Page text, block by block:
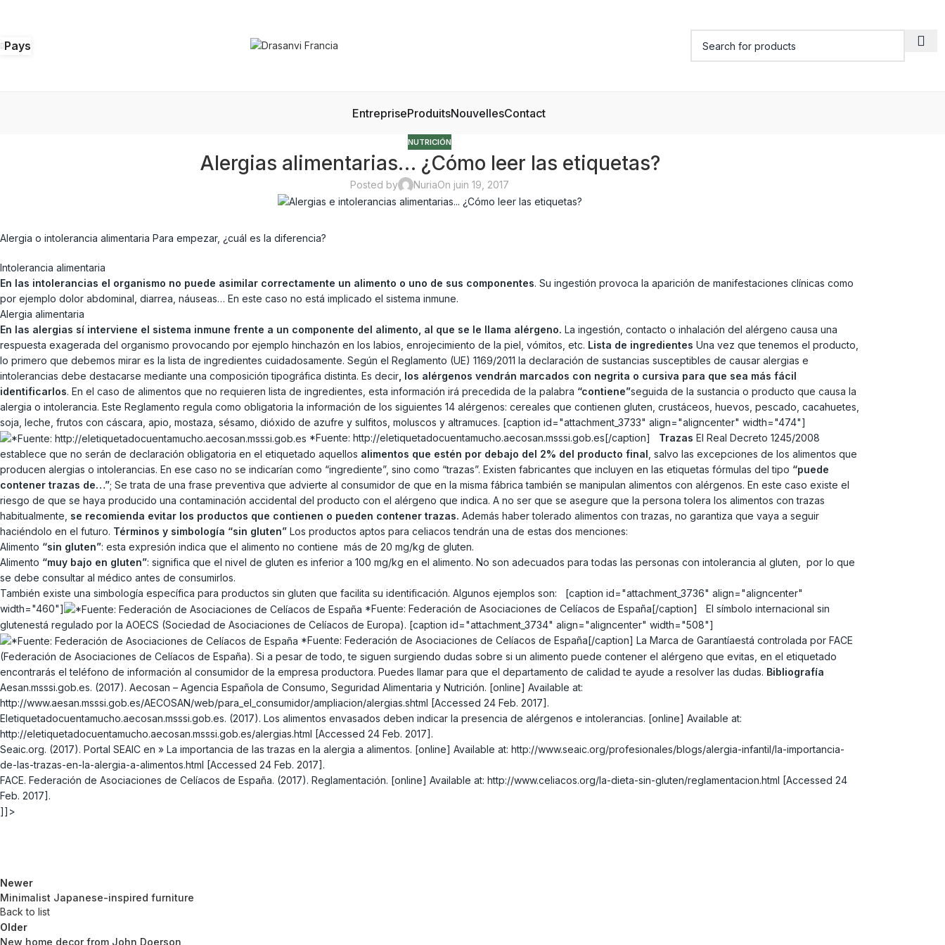
Pays
EntrepriseProduitsNouvellesContact
NUTRICIÓN
Alergias alimentarias… ¿Cómo leer las etiquetas?
Posted by NuriaOn juin 19, 2017
Alergia o intolerancia alimentaria Para empezar, ¿cuál es la diferencia?
Intolerancia alimentaria
En las intolerancias el organismo no puede asimilar correctamente un alimento o uno de sus componentes. Su ingestión provoca la aparición de manifestaciones clínicas como
por ejemplo dolor abdominal, diarrea, náuseas… En este caso no está implicado el sistema inmune.
Alergia alimentaria
En las alergias sí interviene el sistema inmune frente a un componente del alimento, al que se le llama alérgeno. La ingestión, contacto o inhalación del alérgeno causa una
respuesta exagerada del organismo provocando por ejemplo hinchazón en los labios, enrojecimiento de la piel, vómitos, etc. Lista de ingredientes Una vez que tenemos el producto,
lo primero que debemos mirar es la lista de ingredientes cuidadosamente. Según el Reglamento (UE) 1169/2011 la declaración de sustancias susceptibles de causar alergias e
intolerancias debe destacarse mediante una composición tipográfica distinta. Es decir , los alérgenos vendrán marcados con negrita o cursiva para que sea más fácil
identificarlos. En el caso de alimentos que no requieren lista de ingredientes, esta información irá precedida de la palabra “contiene”seguida de la sustancia o producto que causa la
alergia o intolerancia. Este Reglamento regula como obligatoria la información de los siguientes 14 alérgenos: cereales que contienen gluten, crustáceos, huevos, pescado, cacahuetes,
soja, leche, frutos con cáscara, apio, mostaza, sésamo, dióxido de azufre y sulfitos, moluscos y altramuces. [caption id="attachment_3733" align="aligncenter" width="474"]
*Fuente: http://eletiquetadocuentamucho.aecosan.msssi.gob.es[/caption] Trazas El Real Decreto 1245/2008
establece que no serán de declaración obligatoria en el etiquetado aquellos alimentos que estén por debajo del 2% del producto final , salvo las excepciones de los alimentos que
producen alergias o intolerancias. En ese caso no se indicarían como “ingrediente”, sino como “trazas”. Existen fabricantes que incluyen en las etiquetas fórmulas del tipo “puede
contener trazas de…”; Se trata de una frase preventiva que advierte al consumidor de que en la misma fábrica también se manipulan alimentos con alérgenos. En este caso existe el
riesgo de que se haya producido una contaminación accidental del producto con el alérgeno que indica. A no ser que se asegure que la persona tolera los alimentos con trazas
habitualmente, se recomienda evitar los productos que contienen o pueden contener trazas. Además haber tolerado alimentos con trazas, no garantiza que vaya a seguir
haciéndolo en el futuro. Términos y simbología “sin gluten” Los productos aptos para celiacos tendrán una de estas dos menciones:
Alimento “sin gluten”: esta expresión indica que el alimento no contiene más de 20 mg/kg de gluten.
Alimento “muy bajo en gluten”: significa que el nivel de gluten es inferior a 100 mg/kg en el alimento. No son adecuados para todas las personas con intolerancia al gluten, por lo que
se debe consultar al médico antes de consumirlos.
También existe una simbología específica para productos sin gluten que facilita su identificación. Algunos ejemplos son: [caption id="attachment_3736" align="aligncenter"
width="460"]
*Fuente: Federación de Asociaciones de Celíacos de España[/caption] El símbolo internacional sin
glutenestá regulado por la AOECS (Sociedad de Asociaciones de Celíacos de Europa). [caption id="attachment_3734" align="aligncenter" width="508"]
*Fuente: Federación de Asociaciones de Celíacos de España[/caption] La Marca de Garantíaestá controlada por FACE
(Federación de Asociaciones de Celíacos de España). Si a pesar de todo, te siguen surgiendo dudas sobre si un alimento puede contener el alérgeno que evitas, en el etiquetado
encontrarás el teléfono de información al consumidor de la empresa productora. Puedes llamar para que el departamento de calidad te ayude a resolver las dudas. Bibliografía
Aesan.msssi.gob.es. (2017). Aecosan – Agencia Española de Consumo, Seguridad Alimentaria y Nutrición. [online] Available at:
http://www.aesan.msssi.gob.es/AECOSAN/web/para_el_consumidor/ampliacion/alergias.shtml [Accessed 24 Feb. 2017].
Eletiquetadocuentamucho.aecosan.msssi.gob.es. (2017). Los alimentos envasados deben indicar la presencia de alérgenos e intolerancias. [online] Available at:
http://eletiquetadocuentamucho.aecosan.msssi.gob.es/alergias.html [Accessed 24 Feb. 2017].
Seaic.org. (2017). Portal SEAIC en » La importancia de las trazas en la alergia a alimentos. [online] Available at: http://www.seaic.org/profesionales/blogs/alergia-infantil/la-importancia-
de-las-trazas-en-la-alergia-a-alimentos.html [Accessed 24 Feb. 2017].
FACE. Federación de Asociaciones de Celíacos de España. (2017). Reglamentación. [online] Available at: http://www.celiacos.org/la-dieta-sin-gluten/reglamentacion.html [Accessed 24
Feb. 2017].
]]>
Newer
Minimalist Japanese-inspired furniture
Back to list
Older
New home decor from John Doerson